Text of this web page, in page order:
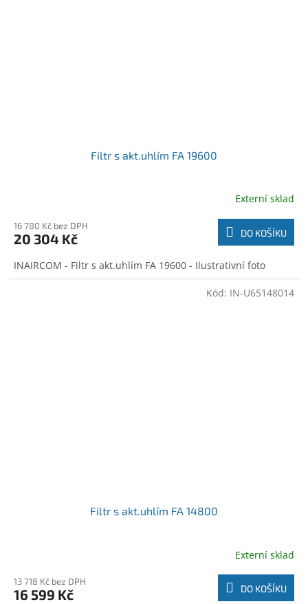
Filtr s akt.uhlím FA 19600
Externí sklad
16 780 Kč bez DPH
20 304 Kč DO KOŠÍKU
INAIRCOM - Filtr s akt.uhlím FA 19600 - Ilustrativní foto
Filtr s akt.uhlím FA 14800
Externí sklad
13 718 Kč bez DPH
16 599 Kč DO KOŠÍKU
Kód: IN-U65148014